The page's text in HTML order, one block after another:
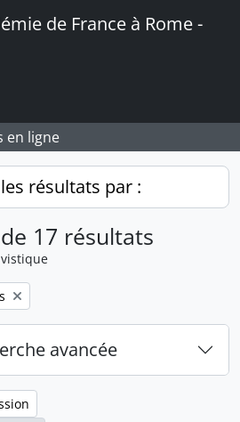
de France à Rome -
en ligne
résultats par :
17 résultats
avancée